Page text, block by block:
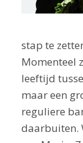
stap te
Momenteel
leeftijd
maar een
reguliere
daarbuiten.